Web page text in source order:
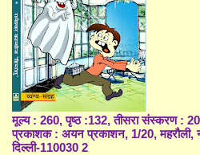
मूल्य : 260, पृष्ठ :132, तीसरा संस्करण :
प्रकाशक : अयन प्रकाशन, 1/20, महरौली,
दिल्ली-110030 2